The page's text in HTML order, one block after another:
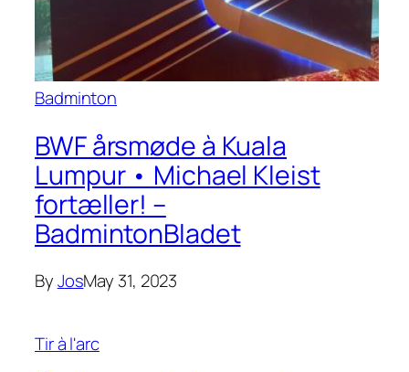
Badminton
BWF årsmøde à Kuala
Lumpur • Michael Kleist
fortæller! –
BadmintonBladet
ByJosMay 31, 2023
Tir à l'arc